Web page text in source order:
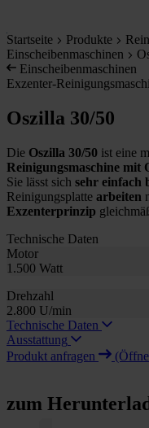
Startseite Produkte
Einscheibenmaschinen
Einscheibenmaschinen
Exzenter-
Oszilla 30/50
Die Oszilla 30/50 ist eine
Reinigungsmaschine mit
Sie lässt sich sehr einfach
Reinigungsplatte arbeiten
Exzenterprinzip
Technische Daten
Motor
1.500 Watt
Drehzahl
2.800 U/min
Technische Daten
Ausstattung
Produkt anfragen
zum